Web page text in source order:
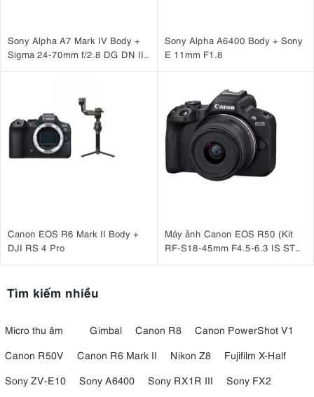
Sony Alpha A7 Mark IV Body +
Sigma 24-70mm f/2.8 DG DN II
Sony Alpha A6400 Body + Sony
E 11mm F1.8
Canon EOS R6 Mark II Body +
DJI RS 4 Pro
Máy ảnh Canon EOS R50 (Kit
RF-S18-45mm F4.5-6.3 IS STM
Tìm kiếm nhiều
Micro thu âm Gimbal Canon R8
Canon PowerShot V1
Canon R50V
Canon R6 Mark II Nikon Z8
Fujifilm X-Half
Sony ZV-E10
Sony A6400 Sony RX1R III
Sony FX2